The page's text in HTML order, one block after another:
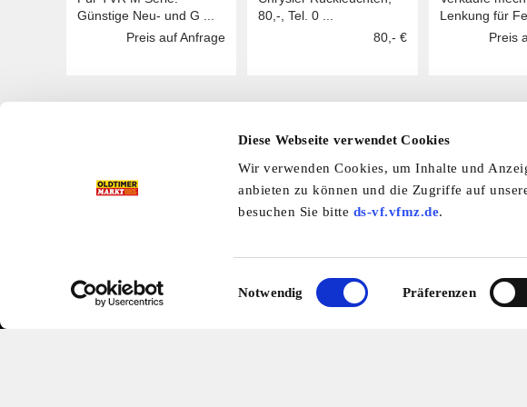
Diese Webseite verwendet Cookies
Wir verwenden Cookies, um Inhalte und
anbieten zu können und die Zugriffe auf
besuchen Sie bitte ds-vf.vfmz.de.
Einwilligungsauswahl
Notwendig Präferenzen
Günstige Neu- und G ...
Preis auf Anfrage
80,-, Tel. 0 ...
80,- €
Lenkung für
Preis
Hier finden Sie mehr OLDTIMER MARKT
Folgen Sie uns auf unseren Social-Media-Seiten oder laden Sie unsere
Facebook
Instagram| YouTube| Termine-App
Kleinanzeigen Branchenbuch Shop